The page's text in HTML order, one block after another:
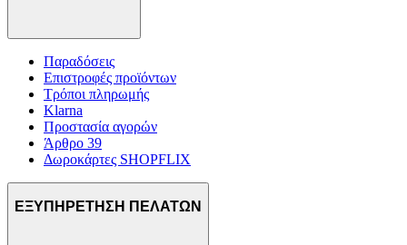
Παραδόσεις
Επιστροφές προϊόντων
Τρόποι πληρωμής
Klarna
Προστασία αγορών
Άρθρο 39
Δωροκάρτες SHOPFLIX
ΕΞΥΠΗΡΕΤΗΣΗ ΠΕΛΑΤΩΝ